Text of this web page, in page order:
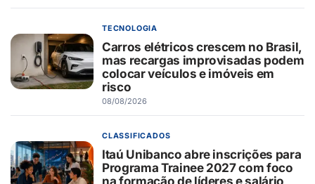
TECNOLOGIA
Carros elétricos crescem no Brasil,
mas recargas improvisadas podem
colocar veículos e imóveis em
risco
08/08/2026
CLASSIFICADOS
Itaú Unibanco abre inscrições para
Programa Trainee 2027 com foco
na formação de líderes e salário